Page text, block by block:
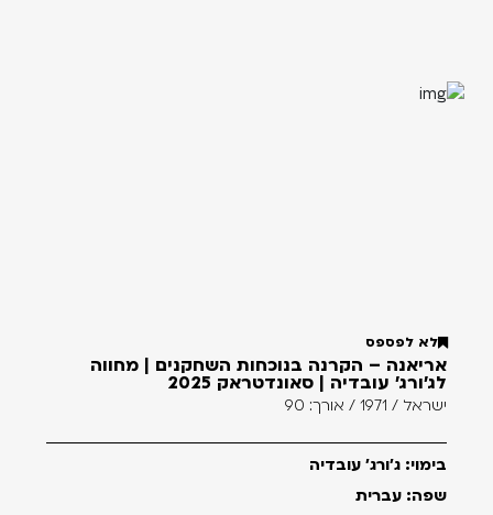
לא לפספס
אריאנה – הקרנה בנוכחות השחקנים | מחווה
לג'ורג' עובדיה | סאונדטראק 2025
ישראל / 1971 / אורך: 90
בימוי: ג'ורג' עובדיה
שפה: עברית